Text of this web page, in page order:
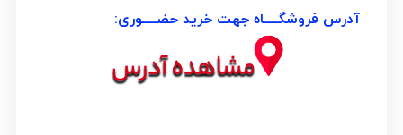
آدرس فروشگــــاه جهت خرید حضــــوری: